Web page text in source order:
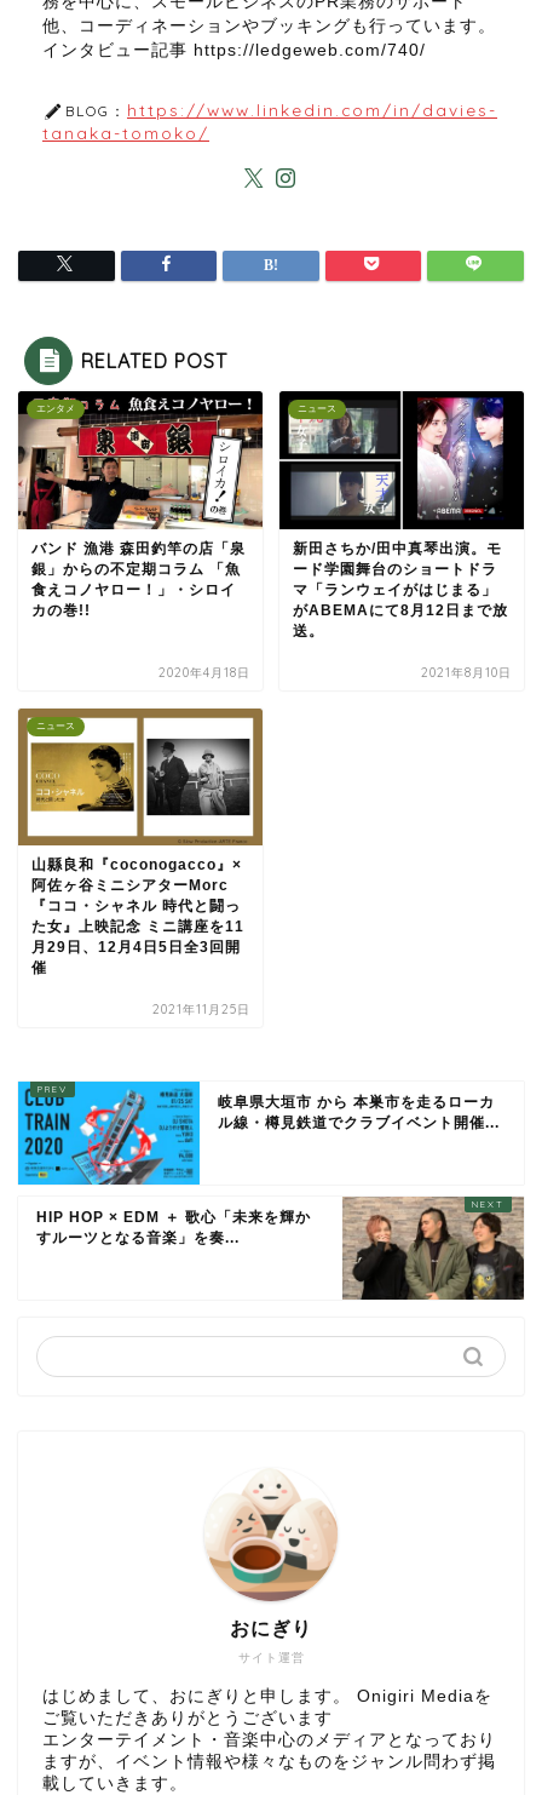
他、コーディネーションやブッキングも行っています。
インタビュー記事 https://ledgeweb.com/740/
BLOG： https://www.linkedin.com/in/davies-
tanaka-tomoko/
RELATED POST
エンタメ
バンド 漁港 森田釣竿の店「泉
銀」からの不定期コラム 「魚
食えコノヤロー！」・シロイ
カの巻!!
2020年4月18日
ニュース
新田さちか/田中真琴出演。モ
ード学園舞台のショートドラ
マ「ランウェイがはじまる」
がABEMAにて8月12日まで放
送。
2021年8月10日
ニュース
⼭縣良和『coconogacco』×
阿佐ヶ⾕ミニシアターMorc
『ココ・シャネル 時代と闘っ
た⼥』上映記念 ミニ講座を11
月29日、12月4日5日全3回開
催
2021年11月25日
岐阜県大垣市 から 本巣市を走るローカ
ル線・樽見鉄道でクラブイベント開催...
HIP HOP × EDM ＋ 歌心「未来を輝か
すルーツとなる音楽」を奏...
サイト運営
おにぎり
はじめまして、おにぎりと申します。 Onigiri Mediaを
ご覧いただきありがとうございます
エンターテイメント・音楽中心のメディアとなっており
ますが、イベント情報や様々なものをジャンル問わず掲
載していきます。